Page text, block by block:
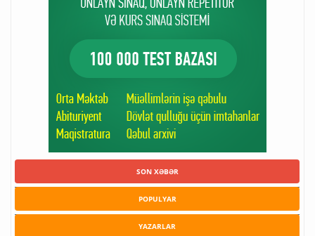
SON XƏBƏR
POPULYAR
YAZARLAR